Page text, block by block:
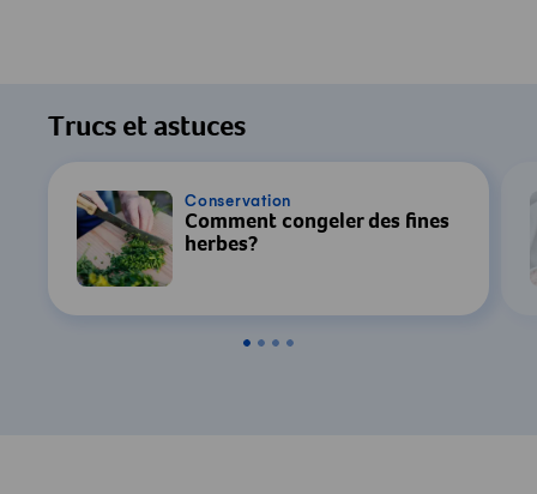
Trucs et astuces
Conservation
Comment congeler des fines
herbes?